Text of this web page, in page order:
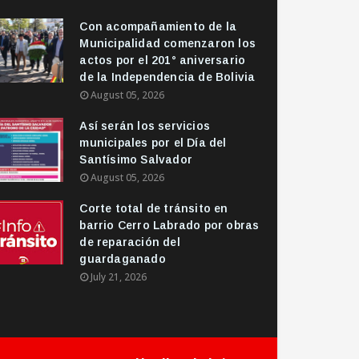
Con acompañamiento de la
Municipalidad comenzaron los
actos por el 201° aniversario
de la Independencia de Bolivia
August 05, 2026
Así serán los servicios
municipales por el Día del
Santísimo Salvador
August 05, 2026
Corte total de tránsito en
barrio Cerro Labrado por obras
de reparación del
guardaganado
July 21, 2026